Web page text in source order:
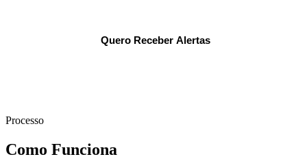
Quero Receber Alertas
Processo
Como Funciona